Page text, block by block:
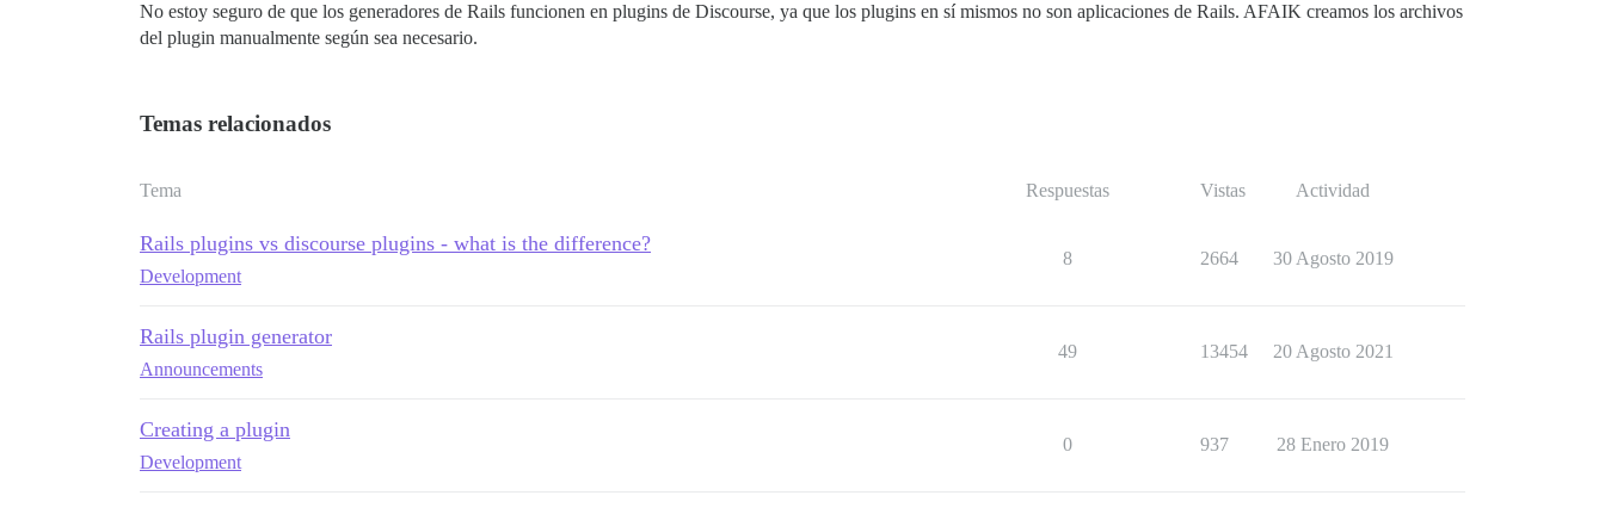
No estoy seguro de que los generadores de Rails funcionen en plugins de Discourse, ya que los plugins en sí mismos no son aplicaciones de Rails. AFAIK creamos los archivos
del plugin manualmente según sea necesario.
Temas relacionados
Tema Respuestas Vistas Actividad
Rails plugins vs discourse plugins - what is the difference?
Development
8 2664 30 Agosto 2019
Rails plugin generator
Announcements
49 13454 20 Agosto 2021
Creating a plugin
Development
0 937 28 Enero 2019